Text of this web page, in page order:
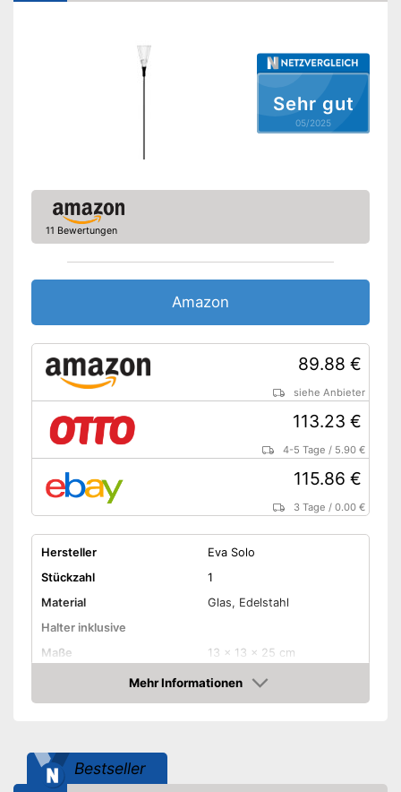
Sehr gut
05/2025
11 Bewertungen
Amazon
89.88 €
siehe Anbieter
113.23 €
4-5 Tage / 5.90 €
115.86 €
3 Tage /0.00 €
Hersteller
Eva Solo
Stückzahl
1
Material
Glas, Edelstahl
Halter inklusive
Maße
13 x 13 x 25 cm
1.010 g
Vorteile
Mehr Informationen
Amazon
Bestseller